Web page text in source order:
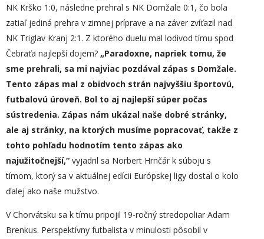
NK Krško 1:0, následne prehral s NK Domžale 0:1, čo bola
zatiaľ jediná prehra v zimnej príprave a na záver zvíťazil nad
NK Triglav Kranj 2:1. Z ktorého duelu mal lodivod tímu spod
Čebraťa najlepší dojem? „Paradoxne, napriek tomu, že
sme prehrali, sa mi najviac pozdával zápas s Domžale.
Tento zápas mal z obidvoch strán najvyššiu športovú,
futbalovú úroveň. Bol to aj najlepší súper počas
sústredenia. Zápas nám ukázal naše dobré stránky,
ale aj stránky, na ktorých musíme popracovať, takže z
tohto pohľadu hodnotím tento zápas ako
najužitočnejší,“ vyjadril sa Norbert Hrnčár k súboju s
tímom, ktorý sa v aktuálnej edícii Európskej ligy dostal o kolo
ďalej ako naše mužstvo.
V Chorvátsku sa k tímu pripojil 19-ročný stredopoliar Adam
Brenkus. Perspektívny futbalista v minulosti pôsobil v